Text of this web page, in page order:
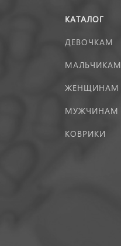
КАТАЛОГ
ДЕВОЧКАМ
МАЛЬЧИКАМ
ЖЕНЩИНАМ
МУЖЧИНАМ
КОВРИКИ